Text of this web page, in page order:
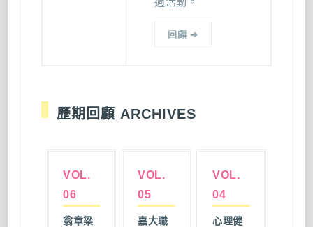
回顧 ➔
歷期回顧 ARCHIVES
VOL.
06
翁章梁
VOL.
05
嘉大職
VOL.
04
心理健